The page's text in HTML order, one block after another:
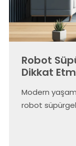
Robot
Dikkat
Modern
robot
robot